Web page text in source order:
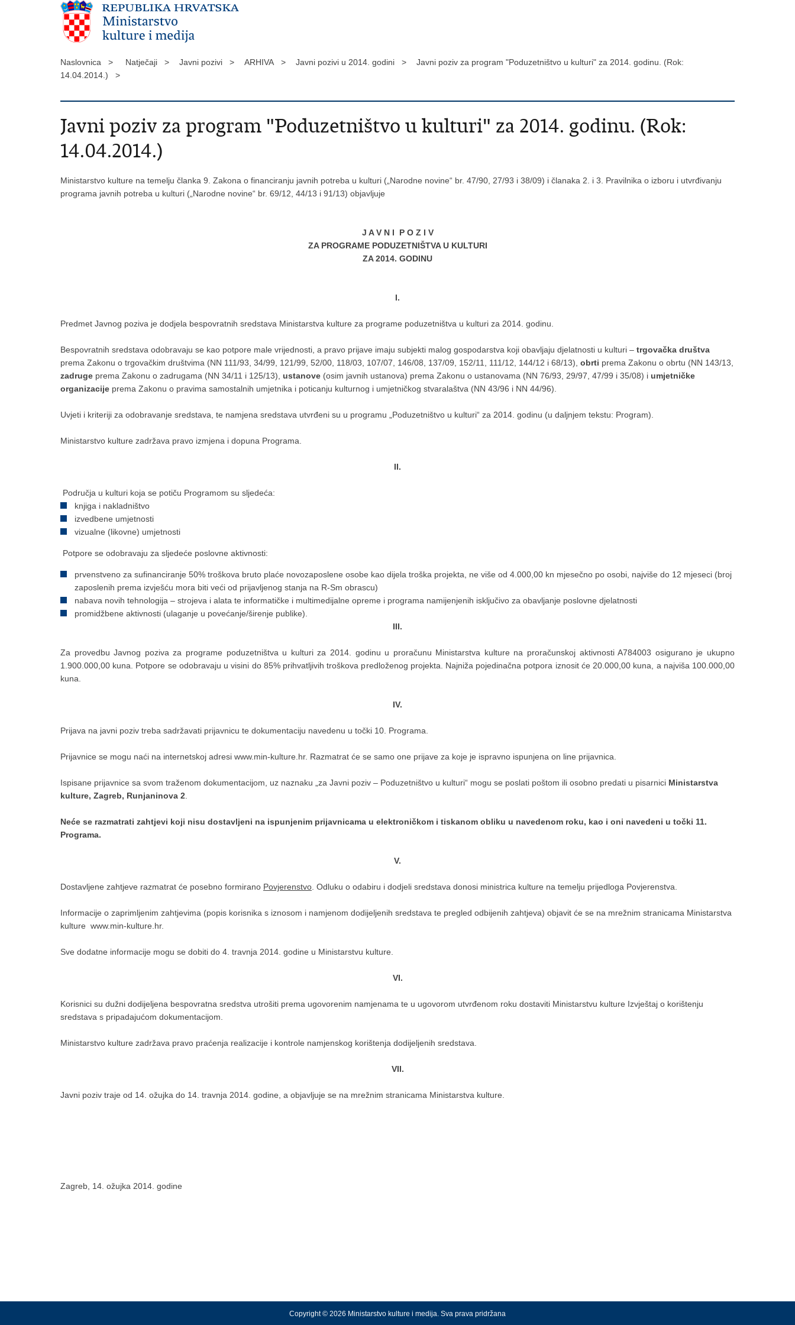
Naslovnica > Natječaji > Javni pozivi > ARHIVA > Javni pozivi u 2014. godini >
Javni poziv za program "Poduzetništvo u kulturi" za 2014. godinu. (Rok:
14.04.2014.) >
Javni poziv za program "Poduzetništvo u kulturi" za 2014. godinu. (Rok:
14.04.2014.)
Ministarstvo kulture na temelju članka 9. Zakona o financiranju javnih potreba u kulturi („Narodne novine“ br. 47/90, 27/93 i 38/09) i članaka 2. i 3. Pravilnika o izboru i utvrđivanju
programa javnih potreba u kulturi („Narodne novine“ br. 69/12, 44/13 i 91/13) objavljuje
J A V N I P O Z I V
ZA PROGRAME PODUZETNIŠTVA U KULTURI
ZA 2014. GODINU
I.
Predmet Javnog poziva je dodjela bespovratnih sredstava Ministarstva kulture za programe poduzetništva u kulturi za 2014. godinu.
Bespovratnih sredstava odobravaju se kao potpore male vrijednosti, a pravo prijave imaju subjekti malog gospodarstva koji obavljaju djelatnosti u kulturi – trgovačka društva
prema Zakonu o trgovačkim društvima (NN 111/93, 34/99, 121/99, 52/00, 118/03, 107/07, 146/08, 137/09, 152/11, 111/12, 144/12 i 68/13), obrti prema Zakonu o obrtu (NN 143/13,
zadruge prema Zakonu o zadrugama (NN 34/11 i 125/13), ustanove (osim javnih ustanova) prema Zakonu o ustanovama (NN 76/93, 29/97, 47/99 i 35/08) i umjetničke
organizacije prema Zakonu o pravima samostalnih umjetnika i poticanju kulturnog i umjetničkog stvaralaštva (NN 43/96 i NN 44/96).
Uvjeti i kriteriji za odobravanje sredstava, te namjena sredstava utvrđeni su u programu „Poduzetništvo u kulturi“ za 2014. godinu (u daljnjem tekstu: Program).
Ministarstvo kulture zadržava pravo izmjena i dopuna Programa.
II.
Područja u kulturi koja se potiču Programom su sljedeća:
knjiga i nakladništvo
izvedbene umjetnosti
vizualne (likovne) umjetnosti
Potpore se odobravaju za sljedeće poslovne aktivnosti:
prvenstveno za sufinanciranje 50% troškova bruto plaće novozaposlene osobe kao dijela troška projekta, ne više od 4.000,00 kn mjesečno po osobi, najviše do 12 mjeseci (broj
zaposlenih prema izvješću mora biti veći od prijavljenog stanja na R-Sm obrascu)
nabava novih tehnologija – strojeva i alata te informatičke i multimedijalne opreme i programa namijenjenih isključivo za obavljanje poslovne djelatnosti
promidžbene aktivnosti (ulaganje u povećanje/širenje publike).
III.
Za provedbu Javnog poziva za programe poduzetništva u kulturi za 2014. godinu u proračunu Ministarstva kulture na proračunskoj aktivnosti A784003 osigurano je ukupno
1.900.000,00 kuna. Potpore se odobravaju u visini do 85% prihvatljivih troškova predloženog projekta. Najniža pojedinačna potpora iznosit će 20.000,00 kuna, a najviša 100.000,00
kuna.
IV.
Prijava na javni poziv treba sadržavati prijavnicu te dokumentaciju navedenu u točki 10. Programa.
Prijavnice se mogu naći na internetskoj adresi www.min-kulture.hr. Razmatrat će se samo one prijave za koje je ispravno ispunjena on line prijavnica.
Ispisane prijavnice sa svom traženom dokumentacijom, uz naznaku „za Javni poziv – Poduzetništvo u kulturi“ mogu se poslati poštom ili osobno predati u pisarnici Ministarstva
kulture, Zagreb, Runjaninova 2
Neće se razmatrati zahtjevi koji nisu dostavljeni na ispunjenim prijavnicama u elektroničkom i tiskanom obliku u navedenom roku, kao i oni navedeni u točki 11.
Programa.
V.
Dostavljene zahtjeve razmatrat će posebno formirano Povjerenstvo . Odluku o odabiru i dodjeli sredstava donosi ministrica kulture na temelju prijedloga Povjerenstva.
Informacije o zaprimljenim zahtjevima (popis korisnika s iznosom i namjenom dodijeljenih sredstava te pregled odbijenih zahtjeva) objavit će se na mrežnim stranicama Ministarstva
kulture www.min-kulture.hr.
Sve dodatne informacije mogu se dobiti do 4. travnja 2014. godine u Ministarstvu kulture.
VI.
Korisnici su dužni dodijeljena bespovratna sredstva utrošiti prema ugovorenim namjenama te u ugovorom utvrđenom roku dostaviti Ministarstvu kulture Izvještaj o korištenju
sredstava s pripadajućom dokumentacijom.
Ministarstvo kulture zadržava pravo praćenja realizacije i kontrole namjenskog korištenja dodijeljenih sredstava.
VII.
Javni poziv traje od 14. ožujka do 14. travnja 2014. godine, a objavljuje se na mrežnim stranicama Ministarstva kulture.
Zagreb, 14. ožujka 2014. godine
Copyright © 2026 Ministarstvo kulture i medija. Sva prava pridržana